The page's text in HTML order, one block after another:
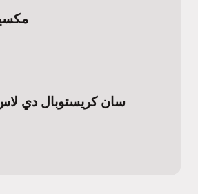
سان كريستوبال دي